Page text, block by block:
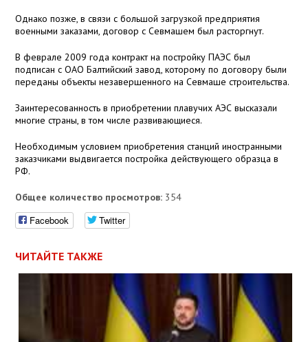
Однако позже, в связи с большой загрузкой предприятия
военными заказами, договор с Севмашем был расторгнут.
В феврале 2009 года контракт на постройку ПАЭС был
подписан с ОАО Балтийский завод, которому по договору были
переданы объекты незавершенного на Севмаше строительства.
Заинтересованность в приобретении плавучих АЭС высказали
многие страны, в том числе развивающиеся.
Необходимым условием приобретения станций иностранными
заказчиками выдвигается постройка действующего образца в
РФ.
Общее количество просмотров: 354
Facebook Twitter
ЧИТАЙТЕ ТАКЖЕ